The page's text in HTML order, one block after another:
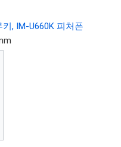
, IM-U660K 피처폰